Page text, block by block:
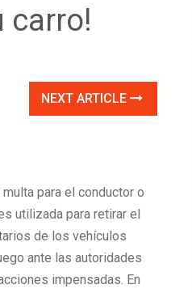
carro!
NEXT ARTICLE
para el conductor o
utilizada para retirar el
de los vehículos
ante las autoridades
impensadas. En